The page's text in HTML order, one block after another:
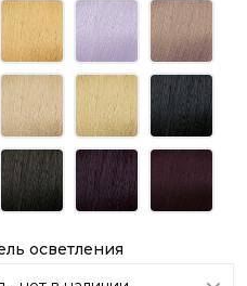
осветления